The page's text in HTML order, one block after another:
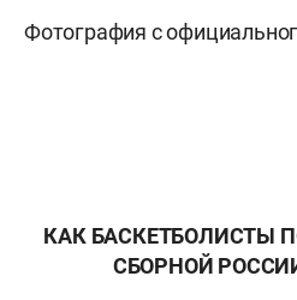
Фотография с
КАК БАСКЕТБОЛИСТЫ
СБОРНОЙ